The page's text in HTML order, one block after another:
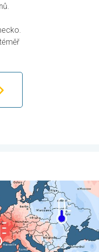
úterý 4. srpna 2026
v Evropě. Rozdíl v